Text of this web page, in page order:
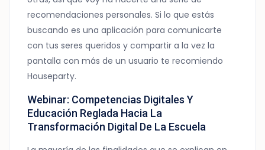
recomendaciones personales. Si lo que estás
buscando es una aplicación para comunicarte
con tus seres queridos y compartir a la vez la
pantalla con más de un usuario te recomiendo
Houseparty.
Webinar: Competencias Digitales Y
Educación Reglada Hacia La
Transformación Digital De La Escuela